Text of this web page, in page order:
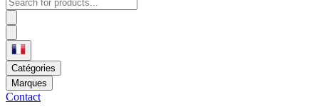
Catégories
Marques
Contact